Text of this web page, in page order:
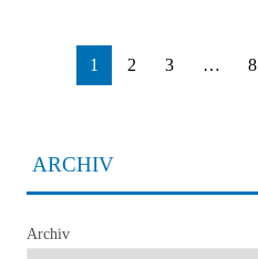
1 2 3 … 8
ARCHIV
Archiv